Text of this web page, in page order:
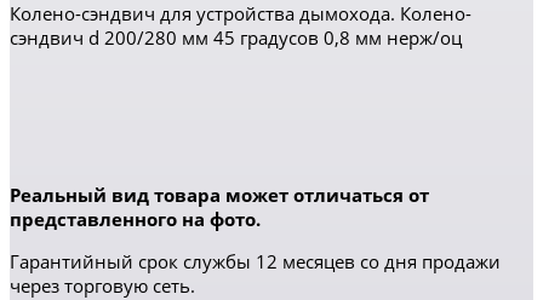
Колено-сэндвич для устройства дымохода. Колено-
сэндвич d 200/280 мм 45 градусов 0,8 мм нерж/оц
Реальный вид товара может отличаться от
представленного на фото.
Гарантийный срок службы 12 месяцев со дня продажи
через торговую сеть.